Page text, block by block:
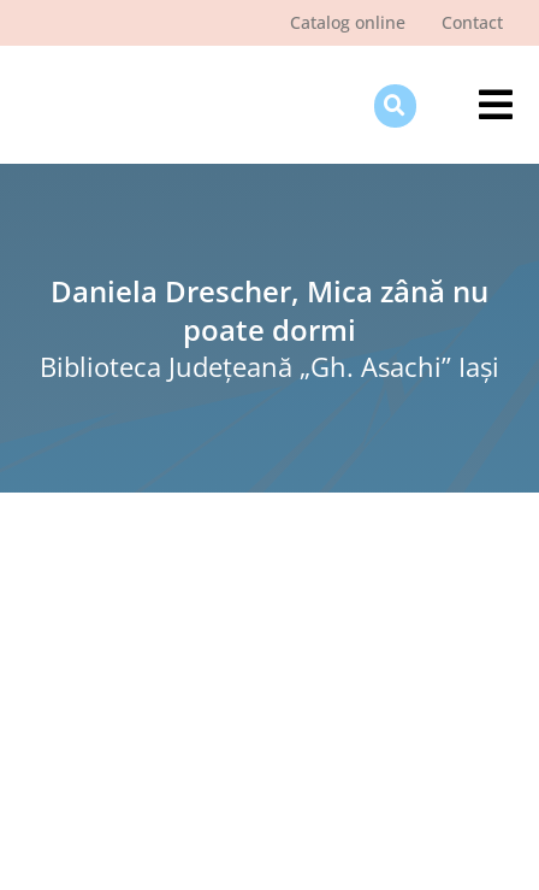
Catalog online Contact
Daniela Drescher, Mica zână nu
poate dormi
Biblioteca Judeţeană „Gh. Asachi” Iaşi